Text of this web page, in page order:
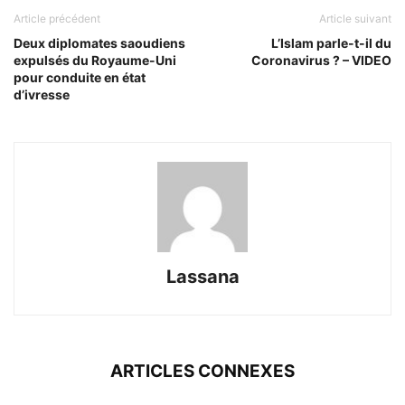
Article précédent
Deux diplomates saoudiens
expulsés du Royaume-Uni
pour conduite en état
d’ivresse
Article suivant
L’Islam parle-t-il du
Coronavirus ? – VIDEO
Lassana
ARTICLES CONNEXES